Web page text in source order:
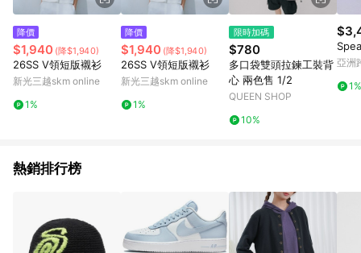
(6) 導購訂單已逾 365 天，根據台灣樂天回饋規定，逾期訂單將
點數回饋或點數回饋有爭議，台灣樂天市場保有更改條款與法律
追訴之權利，活動詳情以樂天市場網站公告為準。
降價
$1,940 (降$1,940)
26SS V領短版襯衫
新光三越skm online
1%
降價
$1,940 (降$1,940)
26SS V領短版襯衫
新光三越skm online
1%
限時加碼
$780
多口袋雙頭拉鍊工裝背
心 兩色售 1/2
QUEEN SHOP
10%
亞洲
1%
熱銷排行榜